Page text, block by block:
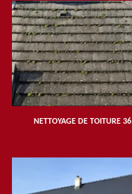
NETTOYAGE DE TOITURE 36